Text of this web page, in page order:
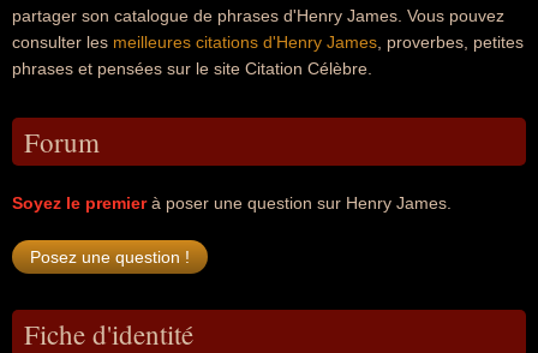
partager son catalogue de phrases d'Henry James. Vous pouvez
consulter les meilleures citations d'Henry James , proverbes, petites
phrases et pensées sur le site Citation Célèbre.
Forum
Soyez le premierà poser une question sur Henry James.
Fiche d'identité